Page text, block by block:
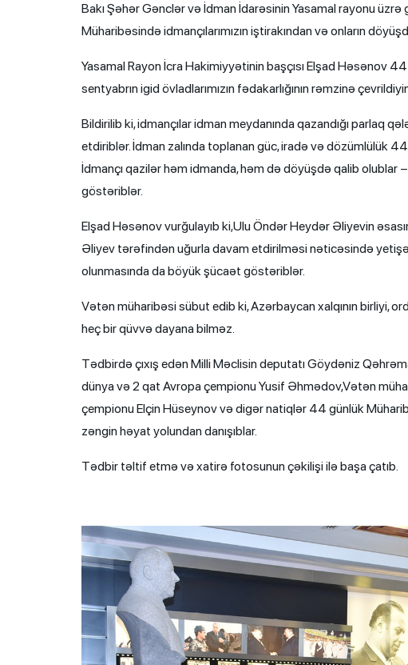
Bakı Şəhər Gənclər və İdman İdarəsinin Yasamal rayonu
Müharibəsində idmançılarımızın iştirakından və onların
Yasamal Rayon İcra Hakimiyyətinin başçısı Elşad Həsənov
sentyabrın igid övladlarımızın fədakarlığının rəmzinə
Bildirilib ki, idmançılar idman meydanında qazandığı parlaq
etdiriblər. İdman zalında toplanan güc, iradə və dözümlülük
İdmançı qazilər həm idmanda, həm də döyüşdə qalib
göstəriblər.
Elşad Həsənov vurğulayıb ki,Ulu Öndər Heydər Əliyevin
Əliyev tərəfindən uğurla davam etdirilməsi nəticəsində
olunmasında da böyük şücaət göstəriblər.
Vətən müharibəsi sübut edib ki, Azərbaycan xalqının birliyi,
heç bir qüvvə dayana bilməz.
Tədbirdə çıxış edən Milli Məclisin deputatı Göydəniz
dünya və 2 qat Avropa çempionu Yusif Əhmədov,Vətən
çempionu Elçin Hüseynov və digər natiqlər 44 günlük
zəngin həyat yolundan danışıblar.
Tədbir təltif etmə və xatirə fotosunun çəkilişi ilə başa çatıb.